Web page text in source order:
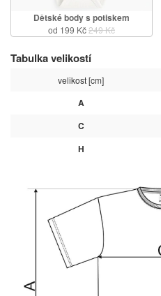
Dětské body s potiskem
od 199 Kč249 Kč
Tabulka velikostí
velikost [cm]
A
C
H